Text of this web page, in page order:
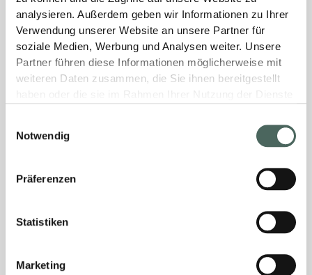
analysieren. Außerdem geben wir Informationen zu Ihrer
Verwendung unserer Website an unsere Partner für
soziale Medien, Werbung und Analysen weiter. Unsere
Partner führen diese Informationen möglicherweise mit
weiteren Daten zusammen, die Sie ihnen bereitgestellt
Notwendig
Präferenzen
Statistiken
Marketing